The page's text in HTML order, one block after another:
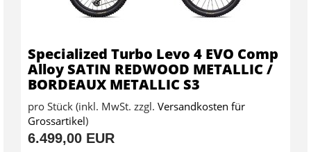
Specialized Turbo Levo 4 EVO Comp
Alloy SATIN REDWOOD METALLIC /
BORDEAUX METALLIC S3
pro Stück (inkl. MwSt. zzgl. Versandkosten für
Grossartikel)
6.499,00 EUR